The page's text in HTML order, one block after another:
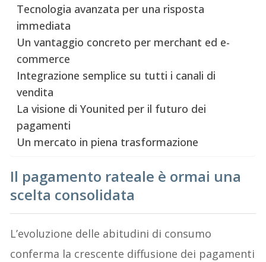
Tecnologia avanzata per una risposta
immediata
Un vantaggio concreto per merchant ed e-
commerce
Integrazione semplice su tutti i canali di
vendita
La visione di Younited per il futuro dei
pagamenti
Un mercato in piena trasformazione
Il pagamento rateale è ormai una
scelta consolidata
L’evoluzione delle abitudini di consumo
conferma la crescente diffusione dei pagamenti